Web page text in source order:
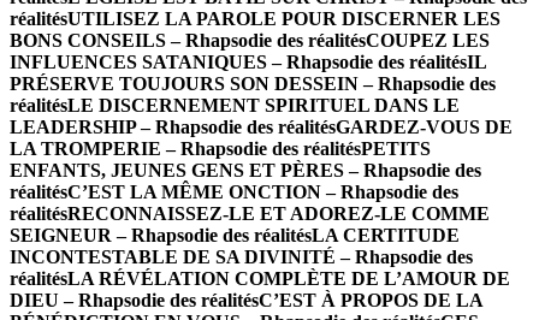
réalitésUTILISEZ LA PAROLE POUR DISCERNER LES
BONS CONSEILS – Rhapsodie des réalitésCOUPEZ LES
INFLUENCES SATANIQUES – Rhapsodie des réalitésIL
PRÉSERVE TOUJOURS SON DESSEIN – Rhapsodie des
réalitésLE DISCERNEMENT SPIRITUEL DANS LE
LEADERSHIP – Rhapsodie des réalitésGARDEZ-VOUS DE
LA TROMPERIE – Rhapsodie des réalitésPETITS
ENFANTS, JEUNES GENS ET PÈRES – Rhapsodie des
réalitésC’EST LA MÊME ONCTION – Rhapsodie des
réalitésRECONNAISSEZ-LE ET ADOREZ-LE COMME
SEIGNEUR – Rhapsodie des réalitésLA CERTITUDE
INCONTESTABLE DE SA DIVINITÉ – Rhapsodie des
réalitésLA RÉVÉLATION COMPLÈTE DE L’AMOUR DE
DIEU – Rhapsodie des réalitésC’EST À PROPOS DE LA